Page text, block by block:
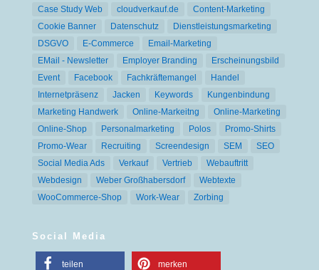
Case Study Web
cloudverkauf.de
Content-Marketing
Cookie Banner
Datenschutz
Dienstleistungsmarketing
DSGVO
E-Commerce
Email-Marketing
EMail - Newsletter
Employer Branding
Erscheinungsbild
Event
Facebook Fachkräftemangel
Handel
Internetpräsenz
Jacken Keywords
Kungenbindung
Marketing Handwerk
Online-Markeitng
Online-Marketing
Online-Shop
Personalmarketing Polos
Promo-Shirts
Promo-Wear
Recruiting Screendesign SEM
SEO
Social Media Ads
Verkauf Vertrieb
Webauftritt
Webdesign
Weber Großhabersdorf
Webtexte
WooCommerce-Shop
Work-Wear Zorbing
Social Media
teilen merken